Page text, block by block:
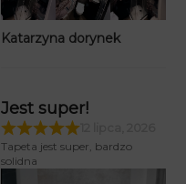
Katarzyna dorynek
Jest super!
Tapeta jest super, bardzo
solidna